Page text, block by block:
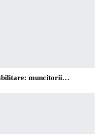
muncitorii…